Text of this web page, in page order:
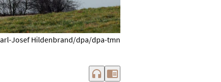
Josef Hildenbrand/dpa/dpa-tmn
headphones chrome_reader_mode